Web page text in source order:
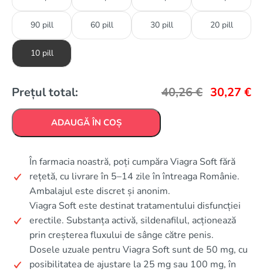
90 pill 60 pill 30 pill 20 pill
10 pill
Prețul total: 40,26€ 30,27 €
ADAUGĂ ÎN COȘ
În farmacia noastră, poți cumpăra Viagra Soft fără
rețetă, cu livrare în 5–14 zile în întreaga Românie.
Ambalajul este discret și anonim.
Viagra Soft este destinat tratamentului disfuncției
erectile. Substanța activă, sildenafilul, acționează
prin creșterea fluxului de sânge către penis.
Dosele uzuale pentru Viagra Soft sunt de 50 mg, cu
posibilitatea de ajustare la 25 mg sau 100 mg, în